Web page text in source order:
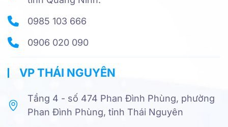
0985 103 666
0906 020 090
VP THÁI NGUYÊN
Tầng 4 - số 474 Phan Đình Phùng, phường
Phan Đình Phùng, tỉnh Thái Nguyên